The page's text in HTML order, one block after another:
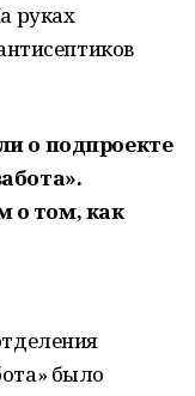
руках
о подпроекте
о том, как
было